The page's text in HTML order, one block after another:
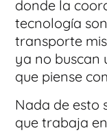
donde la
tecnología
transporte
ya no buscan
que piense
Nada de esto
que trabaja